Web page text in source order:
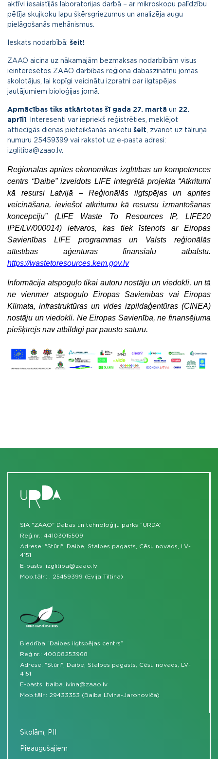
aktīvi iesaistījās laboratorijas darbā – ar mikroskopu palīdzību
pētīja skujkoku lapu šķērsgriezumus un analizēja augu
pielāgošanās mehānismus.
Ieskats nodarbībā: šeit!
ZAAO aicina uz nākamajām bezmaksas nodarbībām visus
ieinteresētos ZAAO darbības reģiona dabaszinātņu jomas
skolotājus, lai kopīgi veicinātu izpratni par ilgtspējas
jautājumiem bioloģijas jomā.
Apmācības tiks atkārtotas šī gada 27. martā un 22.
aprīlī . Interesenti var iepriekš reģistrēties, meklējot
attiecīgās dienas pieteikšanās anketu šeit , zvanot uz tālruņa
numuru 25459399 vai rakstot uz e-pasta adresi:
izglitiba@zaao.lv.
Reģionālās aprites ekonomikas izglītības un kompetences
centrs “Daibe” izveidots LIFE integrētā projekta “Atkritumi
kā resursi Latvijā – Reģionālās ilgtspējas un aprites
veicināšana, ieviešot atkritumu kā resursu izmantošanas
koncepciju” (LIFE Waste To Resources IP, LIFE20
IPE/LV/000014) ietvaros, kas tiek īstenots ar Eiropas
Savienības LIFE programmas un Valsts reģionālās
attīstības aģentūras finansiālu atbalstu.
https://wastetoresources.kem.gov.lv
Informācija atspoguļo tikai autoru nostāju un viedokli, un tā
ne vienmēr atspoguļo Eiropas Savienības vai Eiropas
Klimata, infrastruktūras un vides izpildaģentūras (CINEA)
nostāju un viedokli. Ne Eiropas Savienība, ne finansējuma
piešķīrējs nav atbildīgi par pausto saturu.
SIA "ZAAO" Dabas un tehnoloģiju parks “URDA”
Reģ.nr.: 44103015509
Adrese: "Stūri", Daibe, Stalbes pagasts, Cēsu novads, LV-
4151
E-pasts: izglitiba@zaao.lv
Mob.tālr.:
25459399 (Evija Tiltiņa)
Biedrība “Daibes ilgtspējas centrs”
Reģ.nr.: 40008253968
Adrese: "Stūri", Daibe, Stalbes pagasts, Cēsu novads, LV-
4151
E-pasts: baiba.livina@zaao.lv
Mob.tālr.: 29433353 (Baiba Līviņa-Jarohoviča)
Skolām, PII
Pieaugušajiem